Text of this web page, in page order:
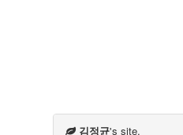
김정균's site.